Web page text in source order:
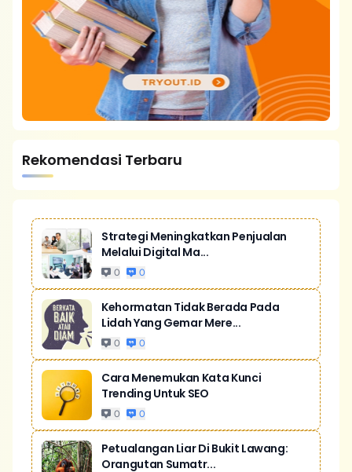
Rekomendasi Terbaru
Strategi Meningkatkan Penjualan
Melalui Digital Ma...
0 0
Kehormatan Tidak Berada Pada
Lidah Yang Gemar Mere...
0 0
Cara Menemukan Kata Kunci
Trending Untuk SEO
0 0
Petualangan Liar Di Bukit Lawang:
Orangutan Sumatr...